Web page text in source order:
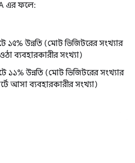
A এর ফলে:
১৫% উন্নতি (মোট ভিজিটরের সংখ্যার
ব্যবহারকারীর সংখ্যা)
১১% উন্নতি (মোট ভিজিটরের সংখ্যার
আসা ব্যবহারকারীর সংখ্যা)